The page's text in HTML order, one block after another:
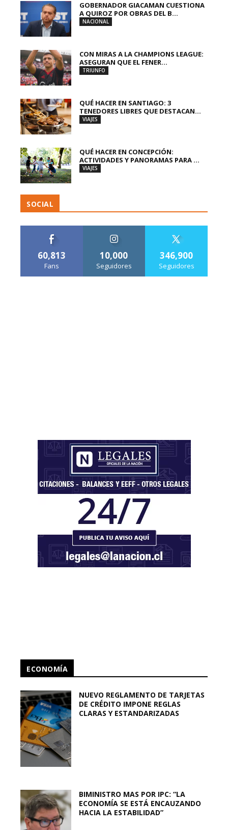
GOBERNADOR GIACAMAN CUESTIONA
A QUIROZ POR OBRAS DEL B...
NACIONAL
CON MIRAS A LA CHAMPIONS LEAGUE:
ASEGURAN QUE EL FENER...
TRIUNFO
QUÉ HACER EN SANTIAGO: 3
TENEDORES LIBRES QUE DESTACAN...
VIAJES
QUÉ HACER EN CONCEPCIÓN:
ACTIVIDADES Y PANORAMAS PARA ...
VIAJES
SOCIAL
60,813
Fans
10,000
Seguidores
346,900
Seguidores
ECONOMÍA
NUEVO REGLAMENTO DE TARJETAS
DE CRÉDITO IMPONE REGLAS
CLARAS Y ESTANDARIZADAS
BIMINISTRO MAS POR IPC: “LA
ECONOMÍA SE ESTÁ ENCAUZANDO
HACIA LA ESTABILIDAD”